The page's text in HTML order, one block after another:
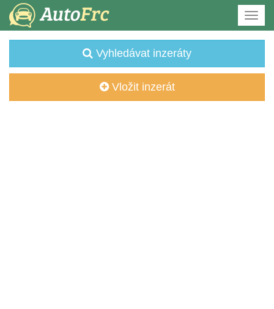
Vyhledávat inzeráty
Vložit inzerát